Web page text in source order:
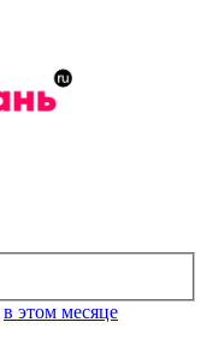
в этом месяце